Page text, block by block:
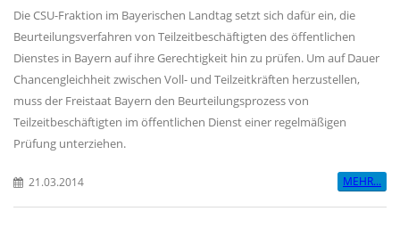
Die CSU-Fraktion im Bayerischen Landtag setzt sich dafür ein, die
Beurteilungsverfahren von Teilzeitbeschäftigten des öffentlichen
Dienstes in Bayern auf ihre Gerechtigkeit hin zu prüfen. Um auf Dauer
Chancengleichheit zwischen Voll- und Teilzeitkräften herzustellen,
muss der Freistaat Bayern den Beurteilungsprozess von
Teilzeitbeschäftigten im öffentlichen Dienst einer regelmäßigen
Prüfung unterziehen.
21.03.2014 MEHR...